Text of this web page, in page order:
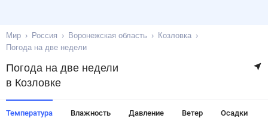
Мир Россия Воронежская область
Козловка
Погода на две недели
Погода на две недели
в Козловке
Температура Влажность Давление Ветер Осадки